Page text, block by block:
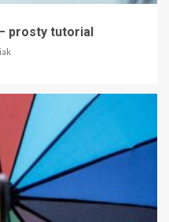
prosty tutorial